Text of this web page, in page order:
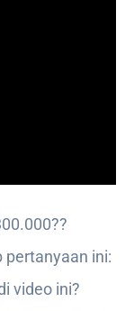
pertanyaan ini:
video ini?